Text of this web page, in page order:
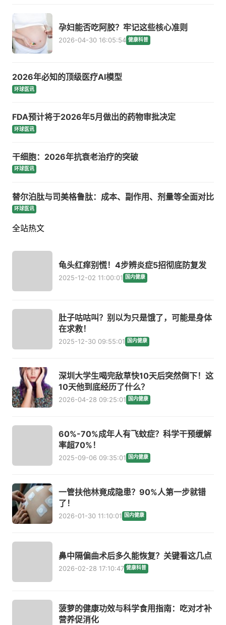
孕妇能否吃阿胶？牢记这些核心准则
2026-04-30 16:05:54 健康科普
2026年必知的顶级医疗AI模型
环球医讯
FDA预计将于2026年5月做出的药物审批决定
环球医讯
干细胞：2026年抗衰老治疗的突破
环球医讯
替尔泊肽与司美格鲁肽：成本、副作用、剂量等全面对比
环球医讯
全站热文
龟头红痒别慌！4步辨炎症5招彻底防复发
2025-12-02 11:00:01 国内健康
肚子咕咕叫？别以为只是饿了，可能是身体
在求救！
2025-12-30 09:55:01 国内健康
深圳大学生喝完敌草快10天后突然倒下！这
10天他到底经历了什么？
2026-04-28 09:25:01 国内健康
60%-70%成年人有飞蚊症？科学干预缓解
率超70%！
2025-09-06 09:35:01 国内健康
一管扶他林竟成隐患？90%人第一步就错
了！
2026-01-30 11:10:01 国内健康
鼻中隔偏曲术后多久能恢复？关键看这几点
2026-02-28 17:10:47 健康科普
菠萝的健康功效与科学食用指南：吃对才补
营养促消化